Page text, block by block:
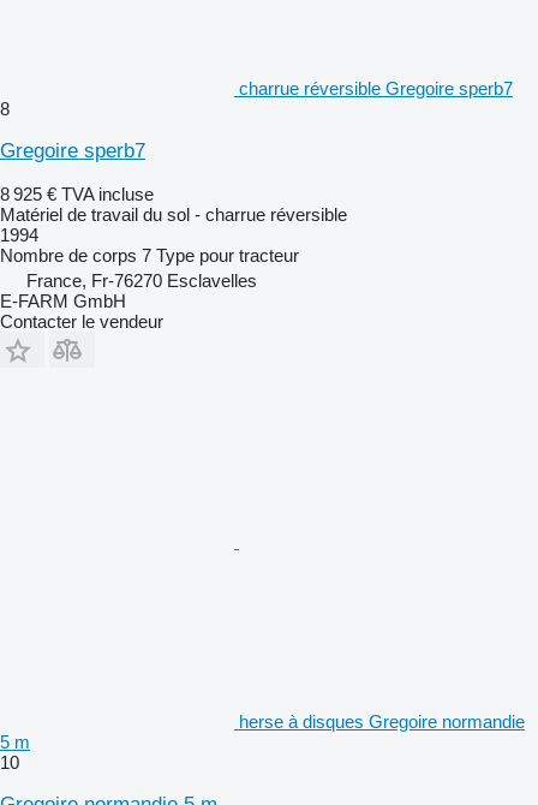
charrue réversible Gregoire sperb7
8
Gregoire sperb7
8 925 € TVA incluse
Matériel de travail du sol - charrue réversible
1994
Nombre de corps 7 Type pour tracteur
France, Fr-76270 Esclavelles
E-FARM GmbH
Contacter le vendeur
herse à disques Gregoire normandie
5 m
10